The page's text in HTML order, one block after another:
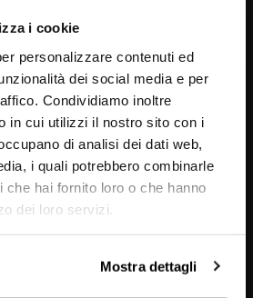
i cookie
personalizzare contenuti ed
dei social media e per
Condividiamo inoltre
in cui utilizzi il nostro sito con i
di analisi dei dati web,
i quali potrebbero combinarle
che hai fornito loro o che hanno
dei loro servizi.
Mostra dettagli
Coral